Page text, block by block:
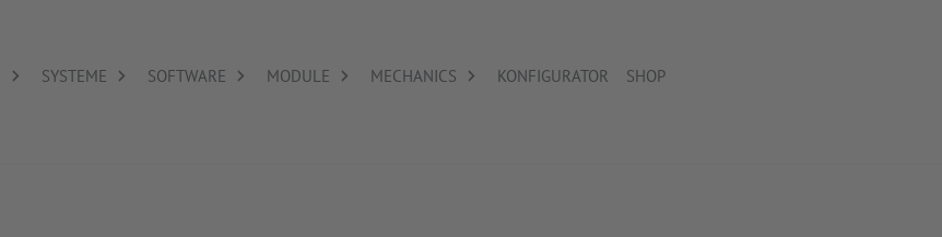
SYSTEME SOFTWARE MODULE MECHANICS KONFIGURATOR SHOP